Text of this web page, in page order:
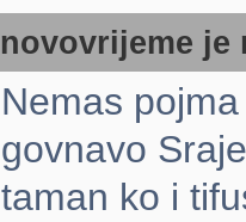
novovrijeme je
Nemas
govnavo
taman ko i